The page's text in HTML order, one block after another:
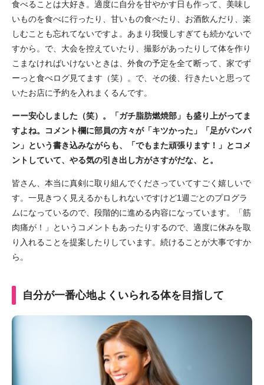
食べることは大好き。適度に自分を甘やかす日も作って、美味し
いものを食べに行ったり、甘いもの食べたり、お酒飲んだり、楽
しむことも忘れてないですよ。あまり我慢しすぎても続かないで
すから。で、大会を控えていたり、撮影があったりして体を作り
こまなければいけないときは、外食の予定を全て断って、家でず
ーっと食べログ見てます（笑）。で、その後、行きたいと思って
いたお店に予約を入れまくるんです。
ーー安心しました（笑）。「ガチ脂肪燃焼部」も盛り上がってま
すよね。コメント欄に部員の方々が「キツかった」「足がパンパ
ン」という書き込みながらも、「でもまた頑張ります！」とコメ
ントしていて、やる気の引き出し方がさすがだな、と。
皆さん、本当に真剣に取り組んでくださっていてすごく嬉しいで
す。一見きつく見えるかもしれないですけど1週ごとのプログラ
ムになっているので、段階的に進める内容になっています。「筋
肉痛が！」というコメントもあったりするので、適度に休みを取
り入れることを提案したりしています。続けることが大事ですか
ら。
自分が一番心地よくいられる体を目指して